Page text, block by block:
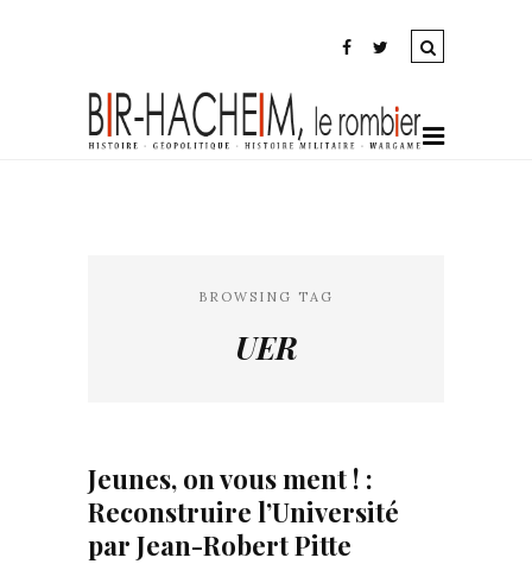
BROWSING TAG
UER
Jeunes, on vous ment ! :
Reconstruire l’Université
par Jean-Robert Pitte